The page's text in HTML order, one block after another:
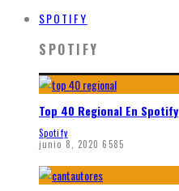
SPOTIFY
SPOTIFY
Top 40 Regional En Spotify
Spotify
junio 8, 2020 6585